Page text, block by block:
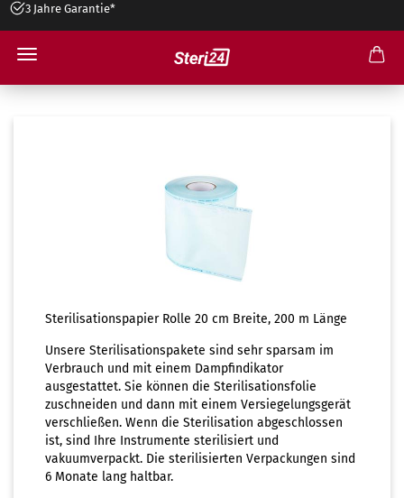
3 Jahre Garantie*
Sterilisationspapier Rolle 20cm
Sterilisationspapier Rolle 20 cm Breite, 200 m Länge
Unsere Sterilisationspakete sind sehr sparsam im
Verbrauch und mit einem Dampfindikator
ausgestattet. Sie können die Sterilisationsfolie
zuschneiden und dann mit einem Versiegelungsgerät
verschließen. Wenn die Sterilisation abgeschlossen
ist, sind Ihre Instrumente sterilisiert und
vakuumverpackt. Die sterilisierten Verpackungen sind
6 Monate lang haltbar.